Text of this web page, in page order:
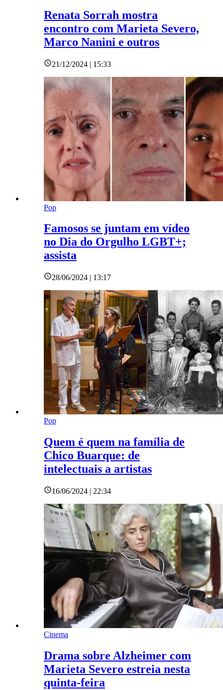
Renata Sorrah mostra
encontro com Marieta Severo,
Marco Nanini e outros
21/12/2024 | 15:33
Pop
Famosos se juntam em vídeo
no Dia do Orgulho LGBT+;
assista
28/06/2024 | 13:17
Pop
Quem é quem na família de
Chico Buarque: de
intelectuais a artistas
16/06/2024 | 22:34
Cinema
Drama sobre Alzheimer com
Marieta Severo estreia nesta
quinta-feira